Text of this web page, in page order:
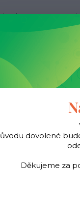
nakupovat
Úvod Peněženky
Pánská
dovolené
Děkujeme za